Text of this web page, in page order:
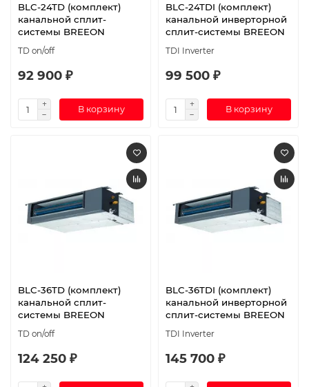
BLC-24TD (комплект)
канальной сплит-
системы BREEON
TD on/off
92 900 ₽
В корзину
BLC-24TDI (комплект)
канальной инверторной
сплит-системы BREEON
TDI Inverter
99 500 ₽
В корзину
BLC-36TD (комплект)
канальной сплит-
системы BREEON
TD on/off
124 250 ₽
BLC-36TDI (комплект)
канальной инверторной
сплит-системы BREEON
TDI Inverter
145 700 ₽